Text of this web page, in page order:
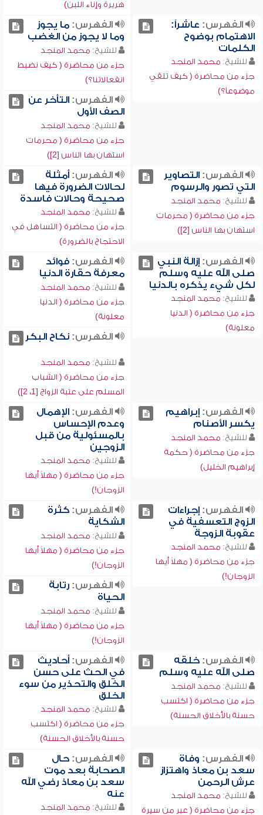
هريرة وإناء اللبن)
الفهرس: عاشراً:
الاهتمام بوضوح
الكلمات
للشيخ: محمد المنجد
جزء من محاضرة ( كيف تلقي
موضوعاً؟)
الفهرس:ما يجوز
وما لا يجوز من الغضب
للشيخ: محمد المنجد
جزء من محاضرة ( كيف نضبط
انفعالاتنا؟)
الفهرس:التأخر عن
الصف الأول
للشيخ: محمد المنجد
جزء من محاضرة ( محرمات
استهان بها الناس [2])
الفهرس:التصاوير
التي تصور والرسوم
للشيخ: محمد المنجد
جزء من محاضرة ( محرمات
استهان بها الناس [2])
الفهرس:أمثلة
لحالات الضرورة فيها
صحيحة وحالات فاسدة
للشيخ: محمد المنجد
جزء من محاضرة ( التساهل في
الاحتجاج بالضرورة)
الفهرس:إزالة النبي
صلى الله عليه وسلم
لكل شيء يذكره بالدنيا
للشيخ: محمد المنجد
جزء من محاضرة ( الدنيا
معلونة)
الفهرس:فوائد
معرفة حقارة الدنيا
للشيخ: محمد المنجد
جزء من محاضرة ( الدنيا
معلونة)
الفهرس:نكاح البكر
للشيخ: محمد المنجد
جزء من محاضرة ( الشباب
المسلم على عتبة الزواج [1، 2])
الفهرس:إبراهيم
يكسر الأصنام
للشيخ: محمد المنجد
جزء من محاضرة ( حكمة
إبراهيم الخليل)
الفهرس:الإهمال
وعدم الإحساس
بالمسئولية من قبل
الزوجين
للشيخ: محمد المنجد
جزء من محاضرة ( مهلاً أيها
الزوجان!)
الفهرس:إجراءات
الزوج التعسفية في
عقوبة الزوجة
للشيخ: محمد المنجد
جزء من محاضرة ( مهلاً أيها
الزوجان!)
الفهرس:كثرة
الشكاية
للشيخ: محمد المنجد
جزء من محاضرة ( مهلاً أيها
الزوجان!)
الفهرس:رتابة
الحياة
للشيخ: محمد المنجد
جزء من محاضرة ( مهلاً أيها
الزوجان!)
الفهرس:خلقه
صلى الله عليه وسلم
للشيخ: محمد المنجد
جزء من محاضرة ( اكتسب
حسنة بالأخلاق الحسنة)
الفهرس:أحاديث
في الحث على حسن
الخلق والتحذير من سوء
الخلق
للشيخ: محمد المنجد
جزء من محاضرة ( اكتسب
حسنة بالأخلاق الحسنة)
الفهرس: وفاة
سعد بن معاذ واهتزاز
عرش الرحمن
للشيخ: محمد المنجد
جزء من محاضرة ( عبر من سيرة
الفهرس:حال
الصحابة بعد موت
سعد بن معاذ رضي الله
عنه
للشيخ: محمد المنجد